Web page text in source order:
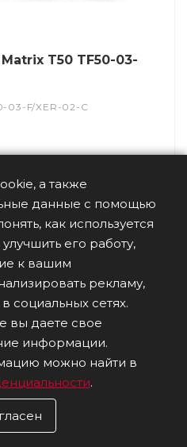
T50 TF50-03-
03-F/XER-02-C
а также
данные с помощью
как используется
его работу,
к вашим
рекламу,
социальных сетях.
вы даете свое
информации.
можно найти в
.